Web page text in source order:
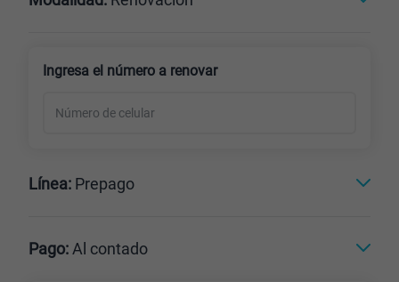
Renovación
Ingresa el número a renovar
Línea: Prepago
Postpago
Pago: Al contado